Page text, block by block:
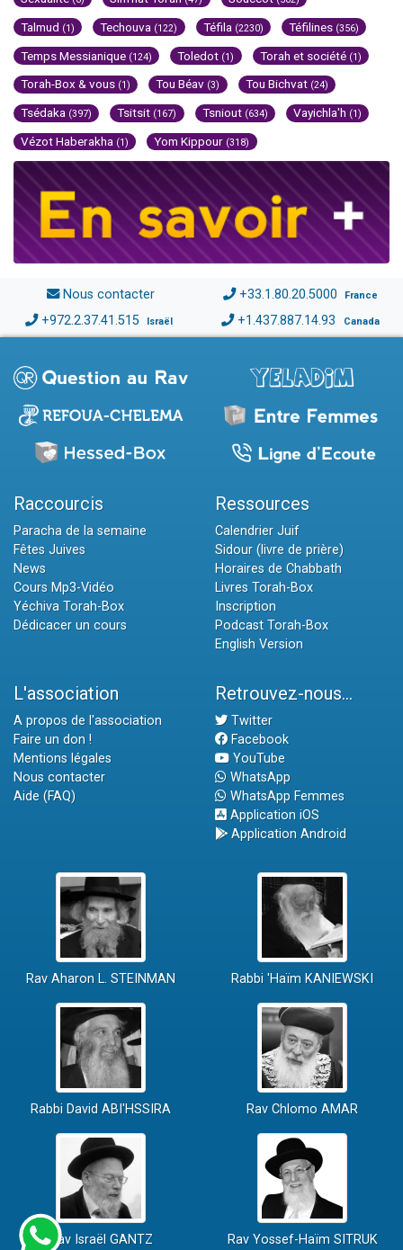
Talmud (1) Techouva (122) Téfila (2230) Téfilines (356)
Temps Messianique (124) Toledot (1) Torah et société (1)
Torah-Box & vous (1) Tou Béav (3) Tou Bichvat (24)
Tsédaka (397) Tsitsit (167) Tsniout (634) Vayichla'h (1)
Vézot Haberakha (1) Yom Kippour (318)
Nous contacter +33.1.80.20.5000 France
+972.2.37.41.515 Israël +1.437.887.14.93 Canada
Raccourcis
Paracha de la semaine
Fêtes Juives
News
Cours Mp3-Vidéo
Yéchiva Torah-Box
Dédicacer un cours
Ressources
Calendrier Juif
Sidour (livre de prière)
Horaires de Chabbath
Livres Torah-Box
Inscription
Podcast Torah-Box
English Version
L'association
A propos de l'association
Faire un don !
Mentions légales
Nous contacter
Aide (FAQ)
Retrouvez-nous...
Twitter
Facebook
YouTube
WhatsApp
WhatsApp Femmes
Application iOS
Application Android
Rav Aharon L. STEINMAN Rabbi 'Haïm KANIEWSKI
Rabbi David ABI'HSSIRA Rav Chlomo AMAR
Rav Israël GANTZ Rav Yossef-Haïm SITRUK